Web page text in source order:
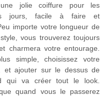
jolie coiffure pour les
jours, facile à faire et
importe votre longueur de
vous trouverez toujours
charmera votre entourage.
simple, choisissez votre
et ajouter sur le dessus de
qui va créer tout le look.
quand vous le passerez